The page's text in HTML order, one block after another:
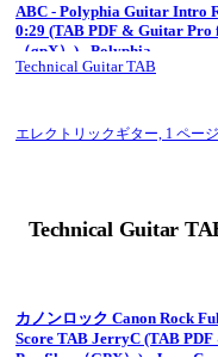
ABC - Polyphia Guitar Intro
0:29 (TAB PDF & Guitar Pro
（gpX）) - Polyphia
Technical Guitar TAB
エレクトリックギター, 1 ペー
Technical Guitar
カノンロック Canon Rock
Score TAB JerryC (TAB PDF & Guitar
Pro files.（GPX）) - JerryC